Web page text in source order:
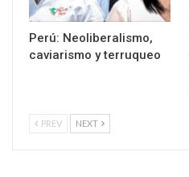
Perú: Neoliberalismo,
caviarismo y terruqueo
PREV NEXT